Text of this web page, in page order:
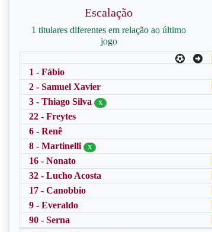
Escalação
1 titulares diferentes em relação ao último
jogo
1 - Fábio
2 - Samuel Xavier
3 - Thiago Silva
X
22 - Freytes
6 - Renê
8 - Martinelli
X
16 - Nonato
32 - Lucho Acosta
17 - Canobbio
9 - Everaldo
90 - Serna